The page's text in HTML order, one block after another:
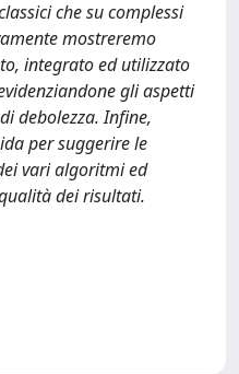
che su complessi
mostreremo
integrato ed utilizzato
gli aspetti
debolezza. Infine,
per suggerire le
vari algoritmi ed
dei risultati.